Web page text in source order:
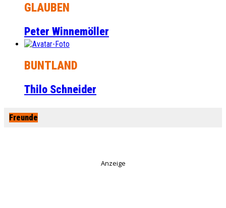
GLAUBEN
Peter Winnemöller
BUNTLAND
Thilo Schneider
Freunde
Anzeige